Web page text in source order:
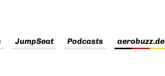
JumpSeat Podcasts aerobuzz.de